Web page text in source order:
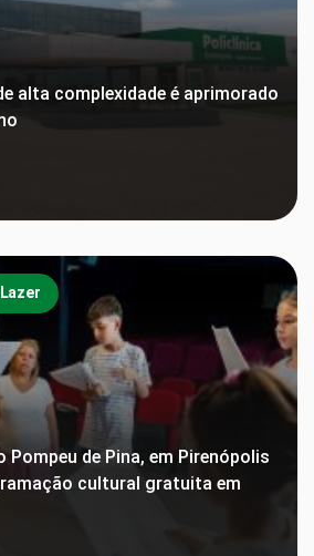
alta complexidade é aprimorado
de Pina, em Pirenópolis
cultural gratuita em